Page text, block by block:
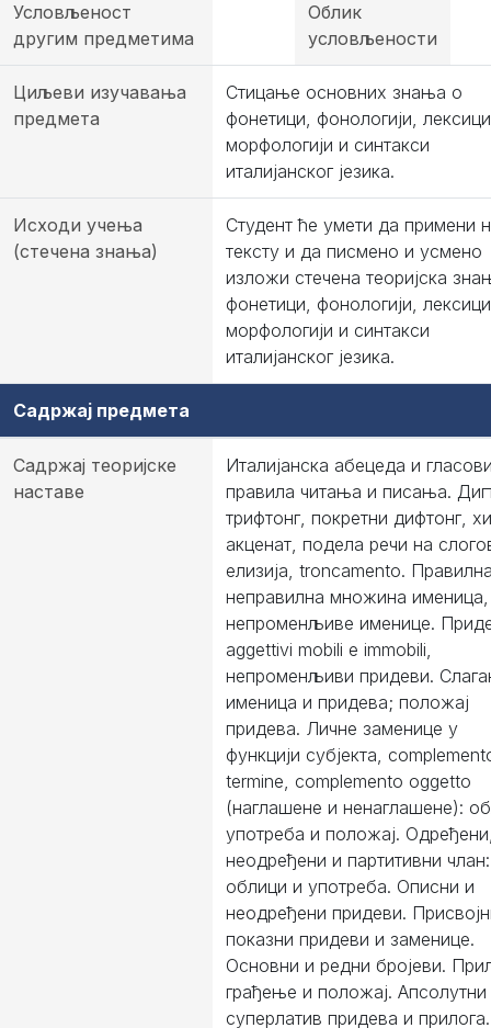
Условљеност
другим предметима
Облик
условљености
Циљеви изучавања
предмета
Стицање основних знања о
фонетици, фонологији,
морфологији и синтакси
италијанског језика.
Исходи учења
(стечена знања)
Студент ће умети да примени
тексту и да писмено и усмено
изложи стечена теоријска
фонетици, фонологији,
морфологији и синтакси
италијанског језика.
Садржај предмета
Садржај теоријске
наставе
Италијанска абецеда и
правила читања и писања.
трифтонг, покретни дифтонг,
акценат, подела речи на
елизија, troncamento.
неправилна множина именица,
непроменљиве именице.
aggettivi mobili e immobili,
непроменљиви придеви.
именица и придева; положај
придева. Личне заменице у
функцији субјекта,
termine, complemento oggetto
(наглашене и ненаглашене):
употреба и положај.
неодређени и партитивни члан:
облици и употреба. Описни и
неодређени придеви.
показни придеви и заменице.
Основни и редни бројеви.
грађење и положај. Апсолутни
суперлатив придева и прилога.